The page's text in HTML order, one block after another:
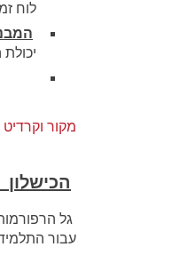
לוח
מקור וקרדיט :
גל
עבור התלמיד, ואכן בשנת 2014 החלו